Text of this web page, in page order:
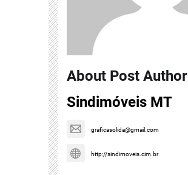
About Post Author
Sindimóveis MT
graficasolida@gmail.com
http://sindimoveis.cim.br